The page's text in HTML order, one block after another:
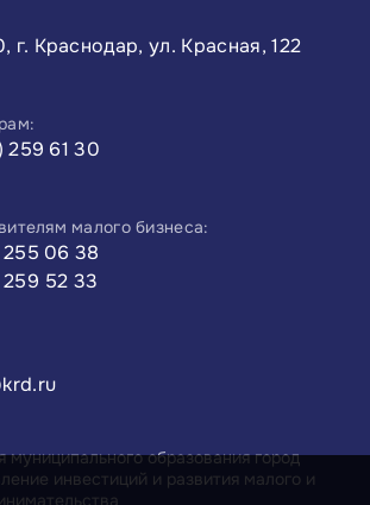
г. Краснодар, ул. Красная, 122
259 61 30
малого бизнеса:
255 06 38
259 52 33
образования город
инвестиций и развития малого и